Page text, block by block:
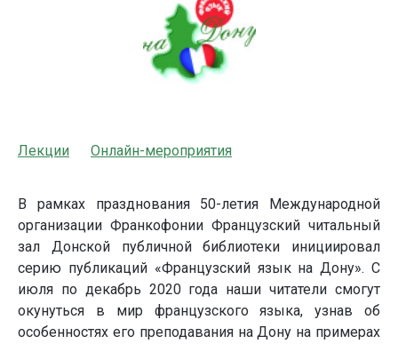
Лекции Онлайн-мероприятия
В рамках празднования 50-летия Международной
организации Франкофонии Французский читальный
зал Донской публичной библиотеки инициировал
серию публикаций «Французский язык на Дону». С
июля по декабрь 2020 года наши читатели смогут
окунуться в мир французского языка, узнав об
особенностях его преподавания на Дону на примерах